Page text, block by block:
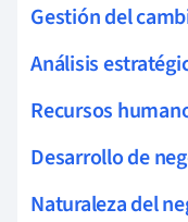
Gestión del
Análisis
Recursos
Desarrollo de
Naturaleza del